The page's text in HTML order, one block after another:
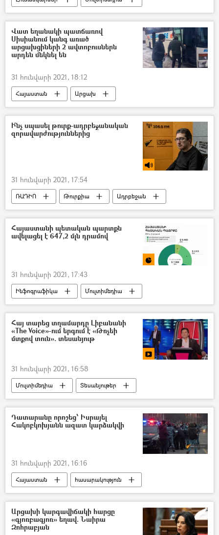
հասարակություն
Հայաստան
Լուսանկար
Երևան
Վատ եղանակի պատճառով
Սիսիանում կանգ առած
արցախցիների 2 ավտոբուսներն
արդեն մեկնել են
31 հունվարի 2021, 18:12
Հայաստան
Արցախ
հասարակություն
Ստեփանակերտ
բուք
Սիսիան
Ի՞նչ սպասել թուրք-ադրբեջանական
զորավարժություններից
31 հունվարի 2021, 17:54
ՌԱԴԻՈ Թուրքիա
Ադրբեջան
Զորավարժություններ
Հայաստանի պետական պարտքն
ավելացել է 647,2 մլն դրամով
31 հունվարի 2021, 17:43
Ինֆոգրաֆիկա
Մուլտիմեդիա
Տնտեսություն
Հայաստան
պետական պարտք
Հայ տարեց տղամարդը Լիբանանի
«The Voice»-ում երգում է «Թռչեի
մտքով տուն». տեսանյութ
31 հունվարի 2021, 16:58
Մուլտիմեդիա
Տեսանյութեր
«Ձայնը»
Լիբանան հայ
Դատարանը որոշեց՝ Իսրայել
Հակոբկոխյանն ազատ կարձակվի
31 հունվարի 2021, 16:16
Հայաստան
հասարակություն
Իսրայել Հակոբկոխյան
Դատարան
ազատում
Արցախի կարգավիճակի հարցը
«գյոռբագյոռ» եղավ. Նաիրա
Զոհրաբյան